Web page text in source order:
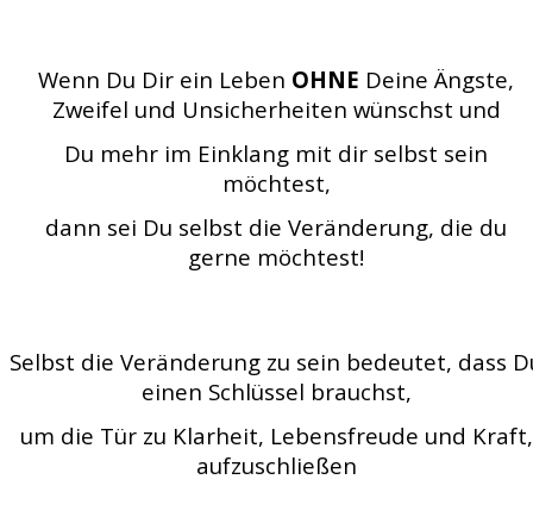
Wenn Du Dir ein Leben OHNE Deine Ängste,
Zweifel und Unsicherheiten wünschst und
Du mehr im Einklang mit dir selbst sein
möchtest,
dann sei Du selbst die Veränderung, die du
gerne möchtest!
Selbst die Veränderung zu sein bedeutet, dass
einen Schlüssel brauchst,
um die Tür zu Klarheit, Lebensfreude und Kraft,
aufzuschließen